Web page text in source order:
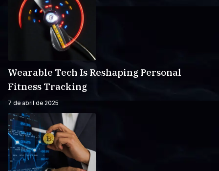
Wearable Tech Is Reshaping Personal
Fitness Tracking
7 de abril de 2025